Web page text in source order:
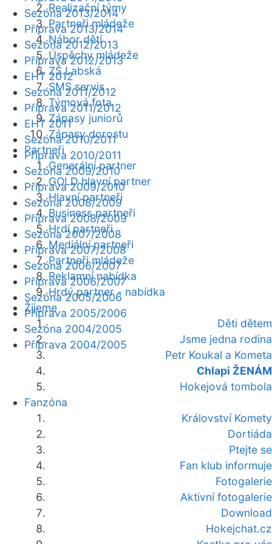
Realizační týmy
Partneři mládeže
Nábor dětí
Úspěchy mládeže
ZŠ Labská
SMS servis
Týmová fota
Zápasy juniorů
Zápasy dorostu
Partneři
Generální partner
GOLD hlavní partner
Hlavní partneři
Business partneři
Hrdí partneři
Mediální partneři
Partneři mládeže
Reklamní nabídka
Hrdý partner - nabídka
Žijeme
Děti dětem
Jsme jedna rodina
Petr Koukal a Kometa
Chlapi ŽENÁM
Hokejová tombola
Fanzóna
Království Komety
Dortiáda
Ptejte se
Fan klub informuje
Fotogalerie
Aktivní fotogalerie
Download
Hokejchat.cz
Sezóna 2013/2014
Příprava 2013/2014
Sezóna 2012/2013
Příprava 2012/2013
EHT 2012
Sezóna 2011/2012
Příprava 2011/2012
EHT 2011
Sezóna 2010/2011
Příprava 2010/2011
Sezóna 2009/2010
Příprava 2009/2010
Sezóna 2008/2009
Příprava 2008/2009
Sezóna 2007/2008
Příprava 2007/2008
Sezóna 2006/2007
Příprava 2006/2007
Sezóna 2005/2006
Příprava 2005/2006
Sezóna 2004/2005
Příprava 2004/2005